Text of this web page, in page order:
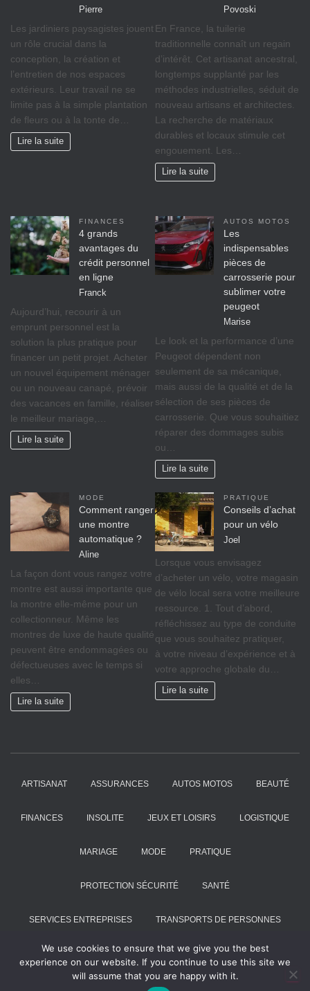
Pierre
Les jardiniers paysagistes jouent
un rôle crucial dans la
conception, la création et
l’entretien de nos espaces
extérieurs. Leur travail ne se
limite pas à la simple plantation
de fleurs ou à la tonte de…
Lire la suite
Povoski
En France, la tuilerie
traditionnelle connaît un regain
d’intérêt. Cet artisanat ancestral,
longtemps supplanté par les
méthodes industrielles, séduit de
nouveau artisans et architectes.
La recherche de matériaux
durables et locaux stimule cet
engouement. Les…
Lire la suite
FINANCES
4 grands
avantages du
crédit personnel
en ligne
Franck
Aujourd’hui, recourir à un
emprunt personnel est la
solution la plus pratique pour
financer un petit projet. Acheter
un nouvel équipement ménager
ou un nouveau canapé, prévoir
des vacances en famille, réaliser
le meilleur mariage,…
Lire la suite
AUTOS MOTOS
Les
indispensables
pièces de
carrosserie pour
sublimer votre
peugeot
Marise
Le look et la performance d’une
Peugeot dépendent non
seulement de sa mécanique,
mais aussi de la qualité et de la
sélection de ses pièces de
carrosserie. Que vous souhaitiez
réparer des dommages subis
ou…
Lire la suite
MODE
Comment ranger
une montre
automatique ?
Aline
La façon dont vous rangez votre
montre est aussi importante que
la montre elle-même pour un
collectionneur. Même les
montres de luxe de haute qualité
peuvent être endommagées ou
défectueuses avec le temps si
elles…
Lire la suite
PRATIQUE
Conseils d’achat
pour un vélo
Joel
Lorsque vous envisagez
d’acheter un vélo, votre magasin
de vélo local sera votre meilleure
ressource. 1. Tout d’abord,
réfléchissez au type de conduite
que vous souhaitez pratiquer,
à votre niveau d’expérience et à
votre approche globale du…
Lire la suite
ARTISANAT ASSURANCES AUTOS MOTOS BEAUTÉ
FINANCES INSOLITE JEUX ET LOISIRS LOGISTIQUE
MARIAGE MODE PRATIQUE
PROTECTION SÉCURITÉ SANTÉ
SERVICES ENTREPRISES TRANSPORTS DE PERSONNES
VOYAGES
Hestia | Développé par
We use cookies to ensure that we give you the best
experience on our website. If you continue to use this site we
will assume that you are happy with it.